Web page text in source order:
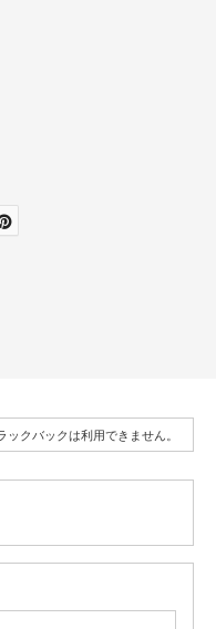
ックバックは利用できません。